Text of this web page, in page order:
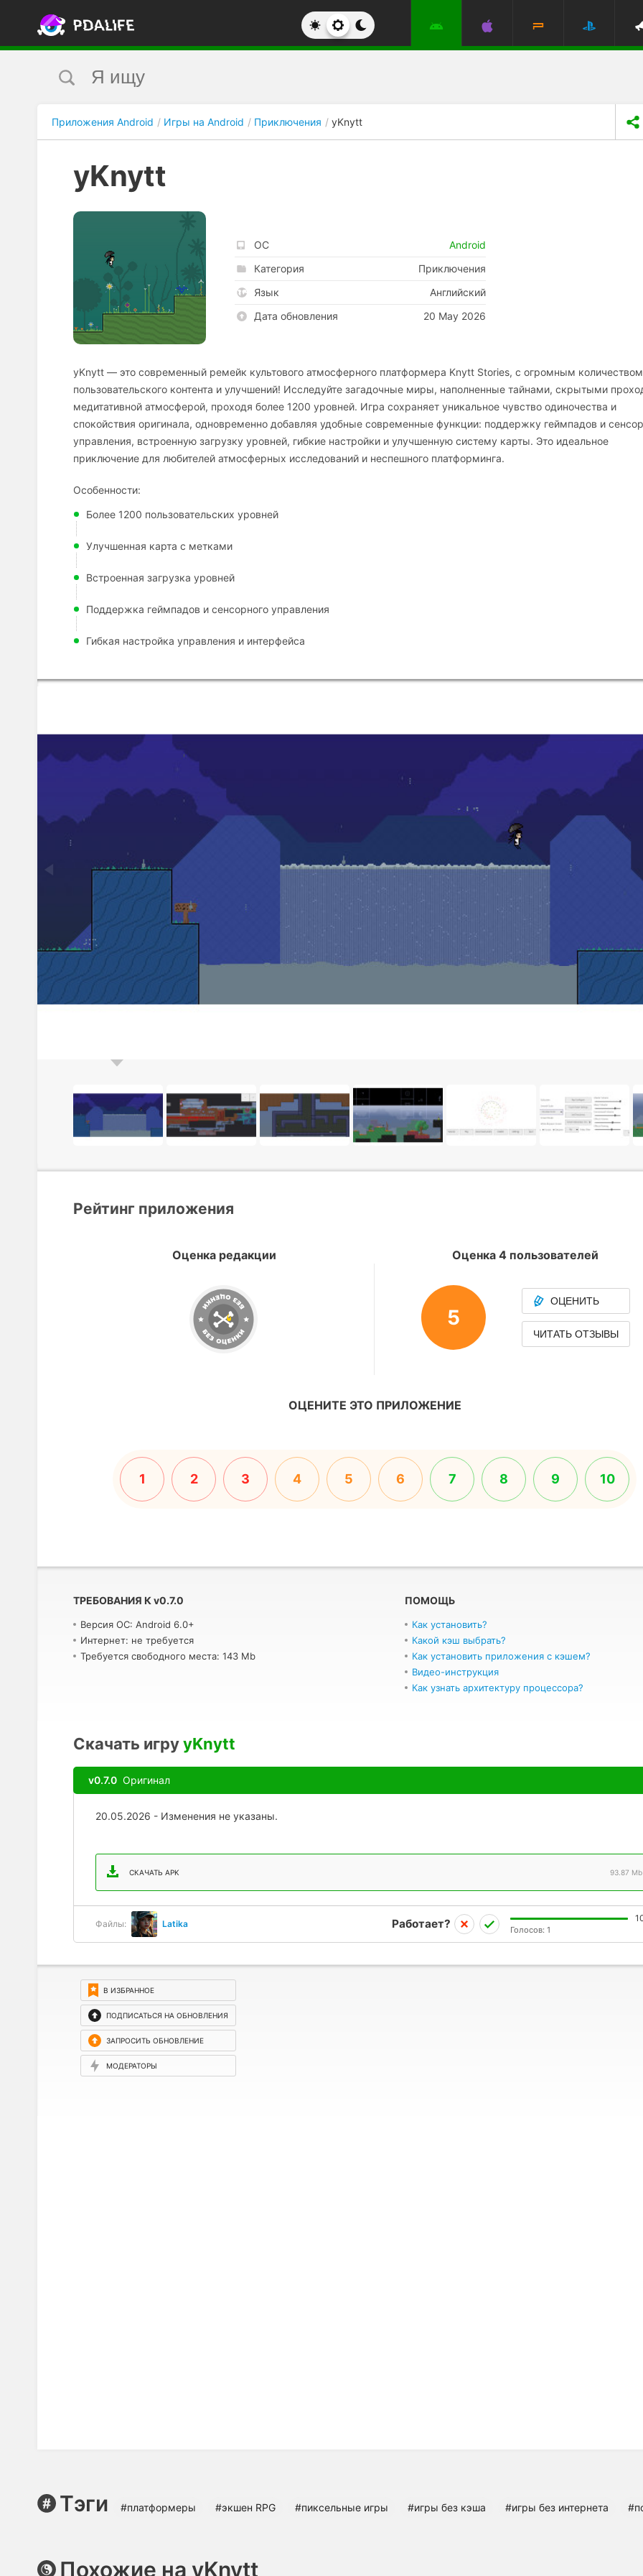
Приложения Android Игры на Android Приключения yKnytt
yKnytt
ОС
Android
Категория
Приключения
Язык
Английский
Дата обновления
20 May 2026
yKnytt — это современный ремейк культового атмосферного платформера Knytt Stories, с огромным количеством
пользовательского контента и улучшений! Исследуйте загадочные миры, наполненные тайнами, скрытыми
медитативной атмосферой, проходя более 1200 уровней. Игра сохраняет уникальное чувство одиночества и
спокойствия оригинала, одновременно добавляя удобные современные функции: поддержку геймпадов и
управления, встроенную загрузку уровней, гибкие настройки и улучшенную систему карты. Это идеальное
приключение для любителей атмосферных исследований и неспешного платформинга.
Особенности:
Более 1200 пользовательских уровней
Улучшенная карта с метками
Встроенная загрузка уровней
Поддержка геймпадов и сенсорного управления
Гибкая настройка управления и интерфейса
Рейтинг приложения
Оценка редакции Оценка 4 пользователей
5
ОЦЕНИТЬ
ЧИТАТЬ ОТЗЫВЫ
ОЦЕНИТЕ ЭТО ПРИЛОЖЕНИЕ
1 2 3 4 5 6 7 8 9 10
ТРЕБОВАНИЯ К v0.7.0
Версия ОС: Android 6.0+
Интернет: не требуется
Требуется свободного места: 143 Mb
ПОМОЩЬ
Как установить?
Какой кэш выбрать?
Как установить приложения с кэшем?
Видео-инструкция
Как узнать архитектуру процессора?
Скачать игруyKnytt
v0.7.0 Оригинал
20.05.2026 - Изменения не указаны.
СКАЧАТЬ APK 93.87 Mb
Файлы: Latika Работает? Голосов: 1
В ИЗБРАННОЕ
ПОДПИСАТЬСЯ НА ОБНОВЛЕНИЯ
ЗАПРОСИТЬ ОБНОВЛЕНИЕ
МОДЕРАТОРЫ
Тэги #платформеры #экшен RPG #пиксельные игры #игры без кэша #игры без интернета
Похожие на yKnytt